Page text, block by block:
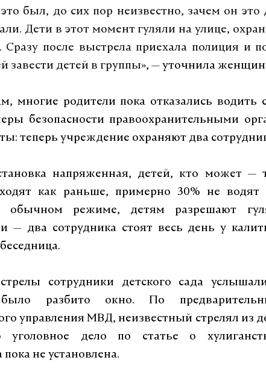
был, до сих пор неизвестно, зачем он это
Дети в этот момент гуляли на улице,
Сразу после выстрела приехала полиция и
завести детей в группы», — уточнила
многие родители пока отказались водить
безопасности правоохранительными
теперь учреждение охраняют два
напряженная, детей, кто может —
как раньше, примерно 30% не водят
обычном режиме, детям разрешают
—два сотрудника стоят весь день у
сотрудники детского сада
было разбито окно. По
управления МВД, неизвестный стрелял из
уголовное дело по статье о
пока не установлена.